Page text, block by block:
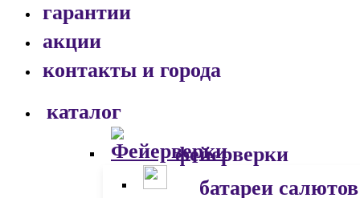
гарантии
акции
контакты и города
каталог
фейерверки
батареи салютов